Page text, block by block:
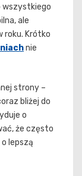
wszystkiego
ale
roku. Krótko
nie
strony –
bliżej do
o
że często
lepszą